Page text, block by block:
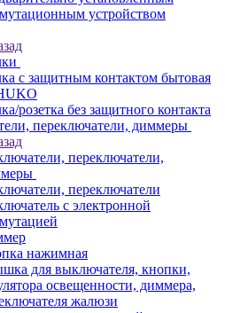
устройством
с защитным контактом бытовая
розетка без защитного контакта
переключатели, диммеры
переключатели,
переключатели
с электронной
нажимная
для выключателя, кнопки,
освещенности, диммера,
жалюзи